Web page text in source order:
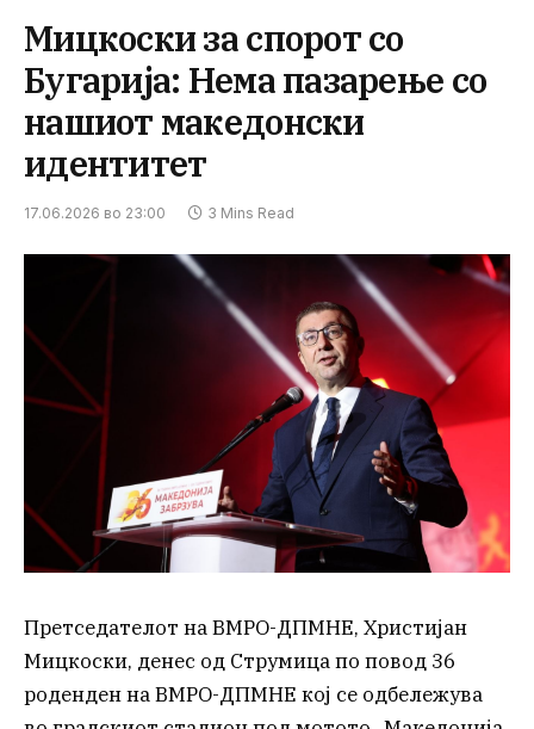
Мицкоски за спорот со
Бугарија: Нема пазарење со
нашиот македонски
идентитет
17.06.2026 во 23:00 3 Mins Read
Претседателот на ВМРО-ДПМНЕ, Христијан
Мицкоски, денес од Струмица по повод 36
роденден на ВМРО-ДПМНЕ кој се одбележува